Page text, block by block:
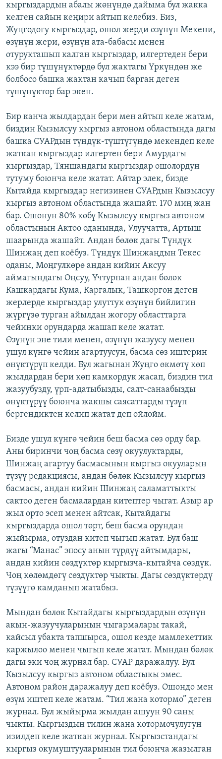
кыргыздардын абалы жөнүндө дайыма бул жакка
келген сайын кеңири айтып келебиз. Биз,
Жуңгодогу кыргыздар, ошол жерди өзүнүн Мекени,
өзүнүн жери, өзүнүн ата-бабасы менен
отурукташып калган кыргыздар, илгертеден бери
кээ бир түшүнүктөрдө бул жактагы Үркүндөн же
болбосо башка жактан качып барган деген
түшүнүктөр бар экен.
Бир канча жылдардан бери мен айтып келе жатам,
биздин Кызылсуу кыргыз автоном областында дагы
башка СУАРдын түндүк-түштүгүндө мекендеп келе
жаткан кыргыздар илгертен бери Амурдагы
кыргыздар, Тяншандагы кыргыздар ошолордун
тутуму боюнча келе жатат. Айтар элек, бизде
Кытайда кыргыздар негизинен СУАРдын Кызылсуу
кыргыз автоном областында жашайт. 170 миң жан
бар. Ошонун 80% көбү Кызылсуу кыргыз автоном
областынын Актоо оданында, Улуучатта, Артыш
шаарында жашайт. Андан бөлөк дагы Түндүк
Шинжаң деп коёбуз. Түндүк Шинжаңдын Текес
оданы, Моңгулкөрө андан кийин Аксуу
аймагындагы Оңсуу, Үчтурпан андан бөлөк
Кашкардагы Кума, Каргалык, Ташкоргон деген
жерлерде кыргыздар улуттук өзүнүн бийлигин
жүргүзө турган айылдан жогору областтарга
чейинки орундарда жашап келе жатат.
Өзүнүн эне тили менен, өзүнүн жазуусу менен
ушул күнгө чейин агартуусун, басма сөз иштерин
өнүктүрүп келди. Бул жагынан Жуңго өкмөтү көп
жылдардан бери көп камкордук жасап, биздин тил
жазуубузду, үрп-адатыбызды, салт-санаабызды
өнүктүрүү боюнча жакшы саясаттарды түзүп
бергендиктен келип жатат деп ойлойм.
Бизде ушул күнгө чейин беш басма сөз орду бар.
Аны биринчи чоң басма сөзү окуулуктарды,
Шинжаң агартуу басмасынын кыргыз окууларын
түзүү редакциясы, андан бөлөк Кызылсуу кыргыз
басмасы, андан кийин Шинжаң саламаттыкты
сактоо деген басмалардан китептер чыгат. Азыр ар
жыл орто эсеп менен айтсак, Кытайдагы
кыргыздарда ошол төрт, беш басма орундан
жыйырма, отуздан китеп чыгып жатат. Бул баш
жагы “Манас” эпосу анын түрдүү айтымдары,
андан кийин сөздүктөр кыргызча-кытайча сөздүк.
Чоң көлөмдөгү сөздүктөр чыкты. Дагы сөздүктөрдү
түзүүгө камданып жатабыз.
Мындан бөлөк Кытайдагы кыргыздардын өзүнүн
акын-жазуучуларынын чыгармалары такай,
кайсыл убакта тапшырса, ошол кезде мамлекеттик
каржылоо менен чыгып келе жатат. Мындан бөлөк
дагы эки чоң журнал бар. СУАР даражалуу. Бул
Кызылсуу кыргыз автоном областыкы эмес.
Автоном район даражалуу деп коёбуз. Ошондо мен
өзүм иштеп келе жатам. “Тил жана котормо” деген
журнал. Бул жыйырма жылдан ашуун 90 саны
чыкты. Кыргыздын тилин жана котормочулугун
изилдеп келе жаткан журнал. Кыргызстандагы
кыргыз окумуштууларынын тил боюнча жазылган